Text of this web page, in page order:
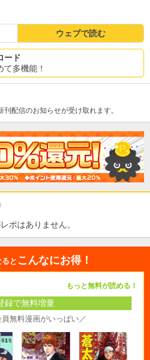
ウェブで読む
ード
多機能！
配信のお知らせが受け取れます。
ポはありません。
と こんなにお得！
もっと無料が読める！
録で無料増量
無料漫画がいっぱい／